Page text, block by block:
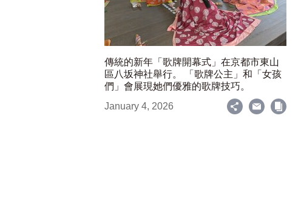
傳統的新年「歌牌開幕式」在京都市東山
區八坂神社舉行。 「歌牌公主」和「女孩
們」會展現她們優雅的歌牌技巧。
January 4, 2026